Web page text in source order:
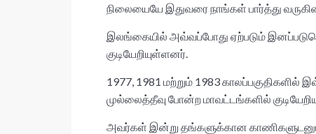
நிலையையே இதுவரை நாங்கள் பார்த்து
இலங்கையில் அவ்வப்போது ஏற்படும்
குடியேறியுள்ளனர்.
1977, 1981 மற்றும் 1983
முல்லைத்தீவு போன்ற மாவட்டங்களில்
அவர்கள் இன்று தங்களுக்கான காணிகளுடனும்